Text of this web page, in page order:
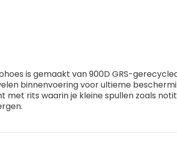
is gemaakt van 900D GRS-
binnenvoering voor ultieme
met rits waarin je kleine spullen zoals